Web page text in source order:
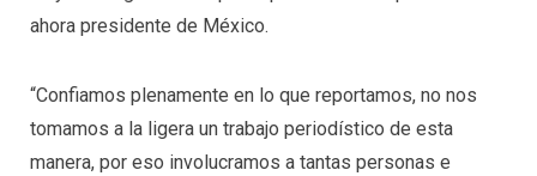
ahora presidente de México.
“Confiamos plenamente en lo que reportamos, no nos
tomamos a la ligera un trabajo periodístico de esta
manera, por eso involucramos a tantas personas e